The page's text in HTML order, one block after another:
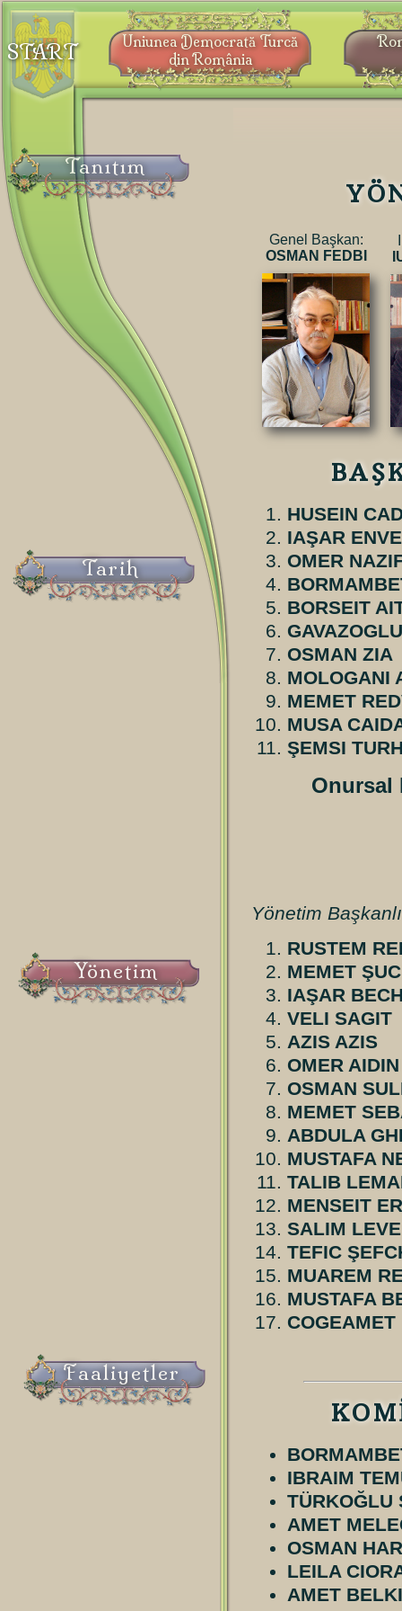
START
Tanıtım
Tarih
Yönetim
Faaliyetler
Uniunea Democrată Turcă
din România
Genel Başkan:
OSMAN FEDBI
HUSEIN
IAŞAR
OMER
BORSEIT
OSMAN ZIA
MOLOGANI
MEMET
MUSA
ŞEMSI
Onursal
Yönetim
RUSTEM
MEMET
IAŞAR
VELI SAGIT
AZIS AZIS
OMER AIDIN
OSMAN
MEMET
ABDULA
MUSTAFA
TALIB
MENSEIT
SALIM
TEFIC
MUAREM
MUSTAFA
COGEAMET
IBRAIM
TÜRKOĞLU
AMET
OSMAN
LEILA
AMET